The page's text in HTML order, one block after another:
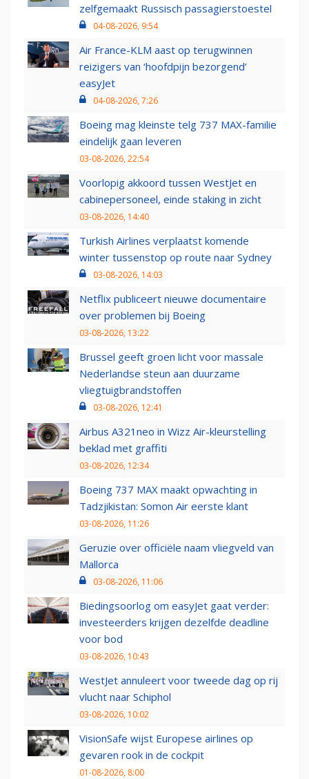
zelfgemaakt Russisch passagierstoestel
04-08-2026, 9:54
Air France-KLM aast op terugwinnen
reizigers van ‘hoofdpijn bezorgend’
easyJet
04-08-2026, 7:26
Boeing mag kleinste telg 737 MAX-familie
eindelijk gaan leveren
03-08-2026, 22:54
Voorlopig akkoord tussen WestJet en
cabinepersoneel, einde staking in zicht
03-08-2026, 14:40
Turkish Airlines verplaatst komende
winter tussenstop op route naar Sydney
03-08-2026, 14:03
Netflix publiceert nieuwe documentaire
over problemen bij Boeing
03-08-2026, 13:22
Brussel geeft groen licht voor massale
Nederlandse steun aan duurzame
vliegtuigbrandstoffen
03-08-2026, 12:41
Airbus A321neo in Wizz Air-kleurstelling
beklad met graffiti
03-08-2026, 12:34
Boeing 737 MAX maakt opwachting in
Tadzjikistan: Somon Air eerste klant
03-08-2026, 11:26
Geruzie over officiële naam vliegveld van
Mallorca
03-08-2026, 11:06
Biedingsoorlog om easyJet gaat verder:
investeerders krijgen dezelfde deadline
voor bod
03-08-2026, 10:43
WestJet annuleert voor tweede dag op rij
vlucht naar Schiphol
03-08-2026, 10:02
VisionSafe wijst Europese airlines op
gevaren rook in de cockpit
01-08-2026, 8:00